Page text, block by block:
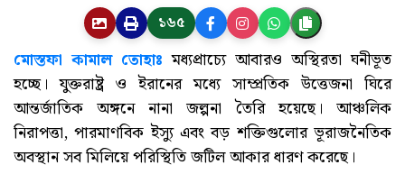
১৬৫
মোস্তফা কামাল তোহাঃ মধ্যপ্রাচ্যে আবারও অস্থিরতা ঘনীভূত
হচ্ছে। যুক্তরাষ্ট্র ও ইরানের মধ্যে সাম্প্রতিক উত্তেজনা ঘিরে
আন্তর্জাতিক অঙ্গনে নানা জল্পনা তৈরি হয়েছে। আঞ্চলিক
নিরাপত্তা, পারমাণবিক ইস্যু এবং বড় শক্তিগুলোর ভূরাজনৈতিক
অবস্থান সব মিলিয়ে পরিস্থিতি জটিল আকার ধারণ করেছে।